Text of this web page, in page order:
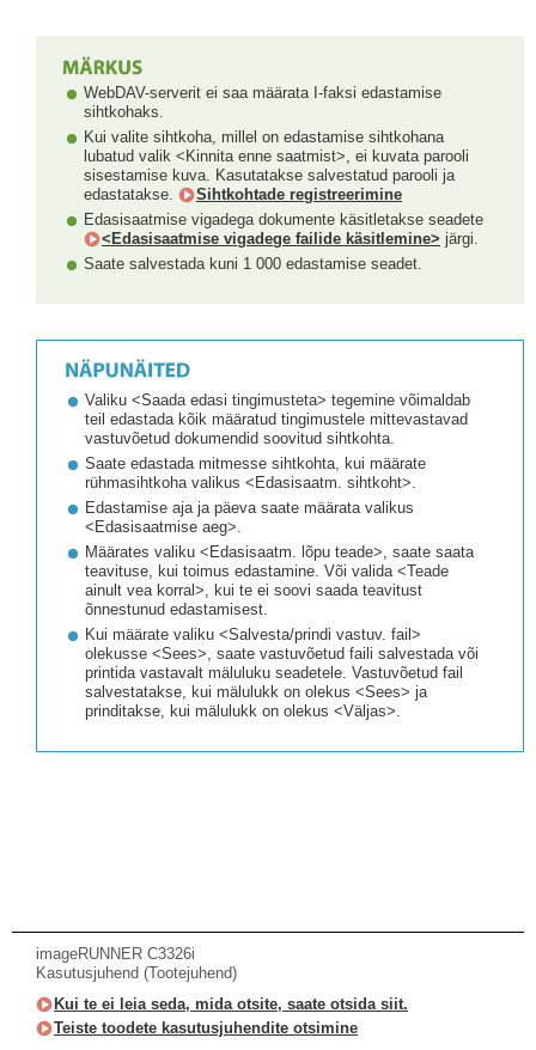
WebDAV-serverit ei saa määrata I-faksi edastamise
sihtkohaks.
Kui valite sihtkoha, millel on edastamise sihtkohana
lubatud valik <Kinnita enne saatmist>, ei kuvata parooli
sisestamise kuva. Kasutatakse salvestatud parooli ja
edastatakse.
Sihtkohtade registreerimine
Edasisaatmise vigadega dokumente käsitletakse seadete
<Edasisaatmise vigadege failide käsitlemine> järgi.
Saate salvestada kuni 1 000 edastamise seadet.
Valiku <Saada edasi tingimusteta> tegemine võimaldab
teil edastada kõik määratud tingimustele mittevastavad
vastuvõetud dokumendid soovitud sihtkohta.
Saate edastada mitmesse sihtkohta, kui määrate
rühmasihtkoha valikus <Edasisaatm. sihtkoht>.
Edastamise aja ja päeva saate määrata valikus
<Edasisaatmise aeg>.
Määrates valiku <Edasisaatm. lõpu teade>, saate saata
teavituse, kui toimus edastamine. Või valida <Teade
ainult vea korral>, kui te ei soovi saada teavitust
õnnestunud edastamisest.
Kui määrate valiku <Salvesta/prindi vastuv. fail>
olekusse <Sees>, saate vastuvõetud faili salvestada või
printida vastavalt mäluluku seadetele. Vastuvõetud fail
salvestatakse, kui mälulukk on olekus <Sees> ja
prinditakse, kui mälulukk on olekus <Väljas>.
imageRUNNER C3326i
Kasutusjuhend (Tootejuhend)
Kui te ei leia seda, mida otsite, saate otsida siit.
Teiste toodete kasutusjuhendite otsimine